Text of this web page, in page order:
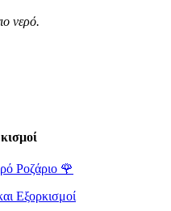
νερό.
Ροζάριο 🌹
Εξορκισμοί